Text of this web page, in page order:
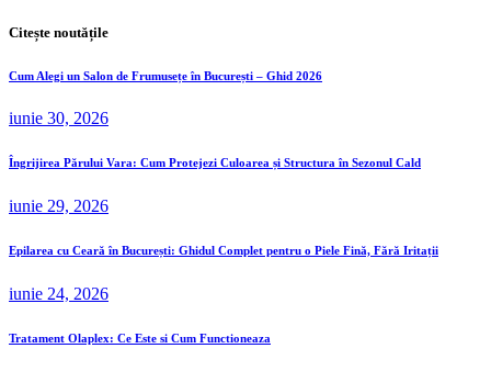
Citește noutățile
Cum Alegi un Salon de Frumusețe în București – Ghid 2026
iunie 30, 2026
Îngrijirea Părului Vara: Cum Protejezi Culoarea și Structura în Sezonul Cald
iunie 29, 2026
Epilarea cu Ceară în București: Ghidul Complet pentru o Piele Fină, Fără Iritații
iunie 24, 2026
Tratament Olaplex: Ce Este si Cum Functioneaza